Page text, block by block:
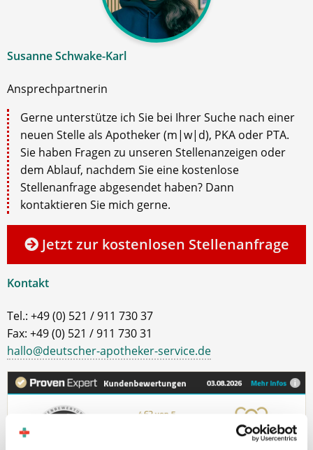
Susanne Schwake-Karl
Ansprechpartnerin
Gerne unterstütze ich Sie bei Ihrer Suche nach einer
neuen Stelle als Apotheker (m|w|d), PKA oder PTA.
Sie haben Fragen zu unseren Stellenanzeigen oder
dem Ablauf, nachdem Sie eine kostenlose
Stellenanfrage abgesendet haben? Dann
kontaktieren Sie mich gerne.
Jetzt zur kostenlosen Stellenanfrage
Kontakt
Tel.: +49 (0) 521 / 911 730 37
Fax: +49 (0) 521 / 911 730 31
hallo@deutscher-apotheker-service.de